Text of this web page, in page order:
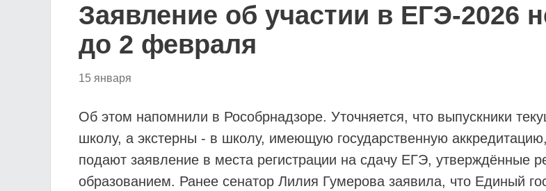
Заявление об участии в ЕГЭ-2026
до 2 февраля
15 января
Об этом напомнили в Рособрнадзоре. Уточняется, что выпускники
школу, а экстерны - в школу, имеющую государственную
подают заявление в места регистрации на сдачу ЕГЭ, утверждённые
образованием. Ранее сенатор Лилия Гумерова заявила, что Единый